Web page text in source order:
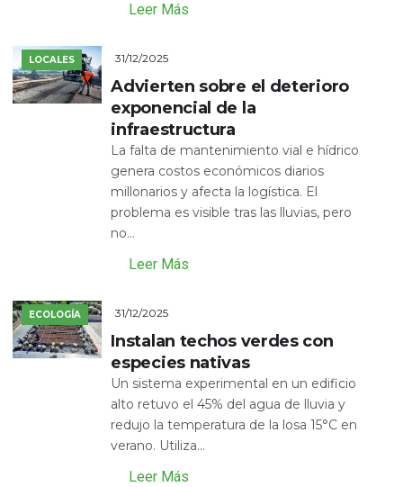
Leer Más
LOCALES 31/12/2025
Advierten sobre el deterioro
exponencial de la
infraestructura
La falta de mantenimiento vial e hídrico
genera costos económicos diarios
millonarios y afecta la logística. El
problema es visible tras las lluvias, pero
no...
Leer Más
ECOLOGÍA 31/12/2025
Instalan techos verdes con
especies nativas
Un sistema experimental en un edificio
alto retuvo el 45% del agua de lluvia y
redujo la temperatura de la losa 15°C en
verano. Utiliza...
Leer Más